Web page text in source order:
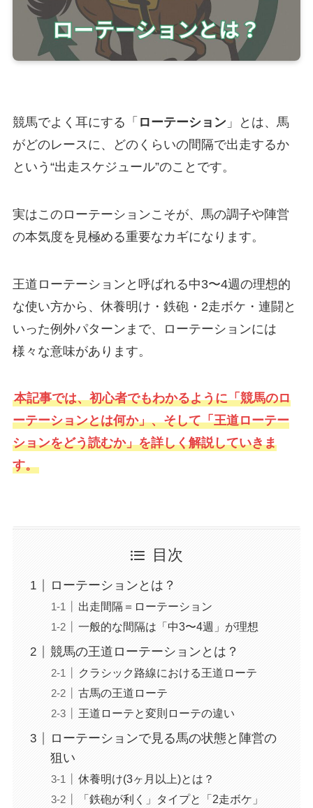
競馬でよく耳にする「 ローテーション」とは、馬
がどのレースに、どのくらいの間隔で出走するか
という“出走スケジュール”のことです。
実はこのローテーションこそが、馬の調子や陣営
の本気度を見極める重要なカギになります。
王道ローテーションと呼ばれる中3〜4週の理想的
な使い方から、休養明け・鉄砲・2走ボケ・連闘と
いった例外パターンまで、ローテーションには
様々な意味があります。
本記事では、初心者でもわかるように「競馬のロ
ーテーションとは何か」、そして「王道ローテー
ションをどう読むか」を詳しく解説していきま
す。
目次
ローテーションとは？
出走間隔＝ローテーション
一般的な間隔は「中3〜4週」が理想
競馬の王道ローテーションとは？
クラシック路線における王道ローテ
古馬の王道ローテ
王道ローテと変則ローテの違い
ローテーションで見る馬の状態と陣営の
狙い
休養明け(3ヶ月以上)とは？
「鉄砲が利く」タイプと「2走ボケ」